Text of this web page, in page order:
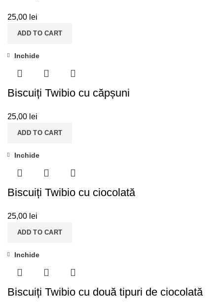
25,00 lei
ADD TO CART
Inchide
Biscuiți Twibio cu căpșuni
25,00 lei
ADD TO CART
Inchide
Biscuiți Twibio cu ciocolată
25,00 lei
ADD TO CART
Inchide
Biscuiți Twibio cu două tipuri de ciocolată